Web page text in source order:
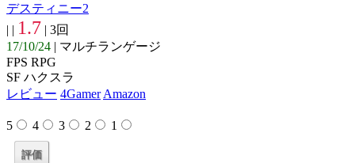
デスティニー2
| | 1.7 | 3回
17/10/24 | マルチランゲージ
FPS RPG
SF ハクスラ
レビュー 4Gamer Amazon
5 4 3 2 1